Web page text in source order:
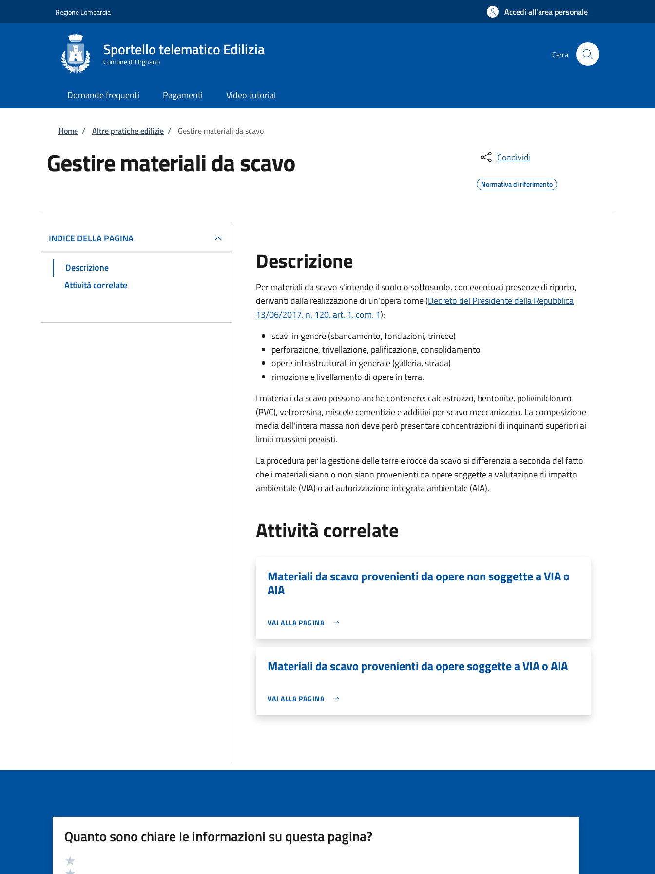
Regione Lombardia Accedi all'area personale
Sportello telematico Edilizia
Comune di Urgnano
Cerca
Domande frequenti Pagamenti Video tutorial
Briciole di pane
Home / Altre pratiche edilizie / Gestire materiali da scavo
Gestire materiali da scavo Condividi
Normativa di riferimento
INDICE DELLA PAGINA
Descrizione
Attività correlate
Descrizione
Per materiali da scavo s'intende il suolo o sottosuolo, con eventuali presenze di riporto,
derivanti dalla realizzazione di un'opera come (Decreto del Presidente della Repubblica
13/06/2017, n. 120, art. 1, com. 1):
scavi in genere (sbancamento, fondazioni, trincee)
perforazione, trivellazione, palificazione, consolidamento
opere infrastrutturali in generale (galleria, strada)
rimozione e livellamento di opere in terra.
I materiali da scavo possono anche contenere: calcestruzzo, bentonite, polivinilcloruro
(PVC), vetroresina, miscele cementizie e additivi per scavo meccanizzato. La composizione
media dell'intera massa non deve però presentare concentrazioni di inquinanti superiori ai
limiti massimi previsti.
La procedura per la gestione delle terre e rocce da scavo si differenzia a seconda del fatto
che i materiali siano o non siano provenienti da opere soggette a valutazione di impatto
ambientale (VIA) o ad autorizzazione integrata ambientale (AIA).
Attività correlate
Materiali da scavo provenienti da opere non soggette a VIA o
AIA
VAI ALLA PAGINA
Materiali da scavo provenienti da opere soggette a VIA o AIA
VAI ALLA PAGINA
Quanto sono chiare le informazioni su questa pagina?
Valutazione